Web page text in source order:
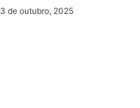
3 de outubro, 2025